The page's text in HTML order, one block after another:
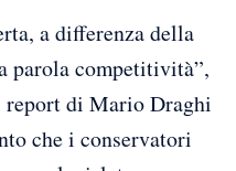
a differenza della
parola competitività”,
report di Mario Draghi
che i conservatori